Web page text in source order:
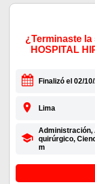
¿Terminaste
HOSPITAL
Finalizó el 02/
Lima
Administración,
quirúrgico,
m